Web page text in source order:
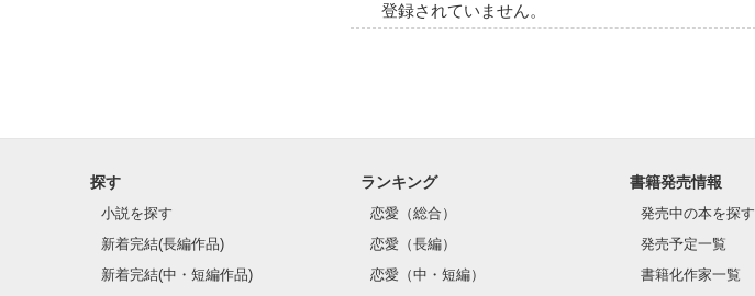
登録されていません。
探す
小説を探す
新着完結(長編作品)
新着完結(中・短編作品)
ランキング
恋愛（総合）
恋愛（長編）
恋愛（中・短編）
書籍発売情報
発売中の本を探す
発売予定一覧
書籍化作家一覧